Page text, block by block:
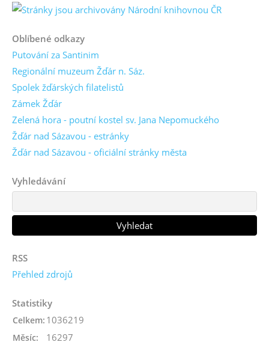
Oblíbené odkazy
Putování za Santinim
Regionální muzeum Žďár n. Sáz.
Spolek žďárských filatelistů
Zámek Žďár
Zelená hora - poutní kostel sv. Jana Nepomuckého
Žďár nad Sázavou - estránky
Žďár nad Sázavou - oficiální stránky města
Vyhledávání
RSS
Přehled zdrojů
Statistiky
Celkem: 1036219
Měsíc: 16297